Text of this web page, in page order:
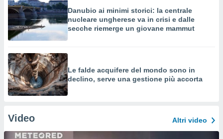
Danubio ai minimi storici: la centrale
nucleare ungherese va in crisi e dalle
secche riemerge un giovane mammut
Le falde acquifere del mondo sono in
declino, serve una gestione più accorta
Video Altri video